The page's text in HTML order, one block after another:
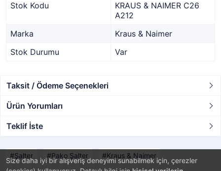
Size daha iyi bir alışveriş deneyimi sunabilmek için, çerezler
Stok Kodu
KRAUS & NAIMER C26
A212
Marka
Kraus & Naimer
Stok Durumu
Var
Taksit / Ödeme Seçenekleri
Ürün Yorumları
Teklif İste
Şalter Pako Şalter Kraus & Naimer